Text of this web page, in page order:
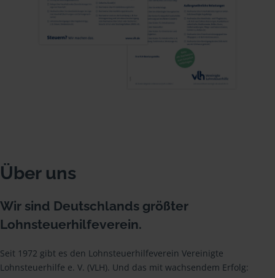
Über uns
Wir sind Deutschlands größter
Lohnsteuerhilfeverein.
Seit 1972 gibt es den Lohnsteuerhilfeverein Vereinigte
Lohnsteuerhilfe e. V. (VLH). Und das mit wachsendem Erfolg: